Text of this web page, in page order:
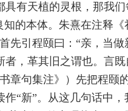
有天植的灵根，那我
的本体。朱熹在注释《
先引程颐曰：“亲，当
，革其旧之谓也。言既
章句集注》）先把程颐
“新”。从这几句话中